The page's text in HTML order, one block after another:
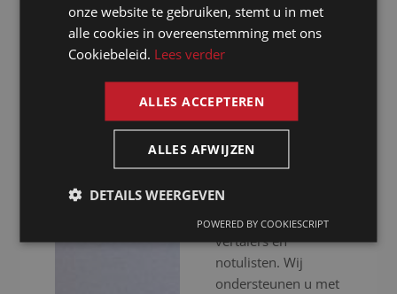
Doe beroep op
een erkende
notulist in
Lessen
Presence is al meer
dan 20 jaar uw
voor het inschakelen
van professionele
vertalers en
notulisten. Wij
ondersteunen u met
FRENCH
onze website te gebruiken, stemt u in met
alle cookies in overeenstemming met ons
Cookiebeleid. Lees verder
ALLES ACCEPTEREN
ALLES AFWIJZEN
DETAILS WEERGEVEN
POWERED BY COOKIESCRIPT